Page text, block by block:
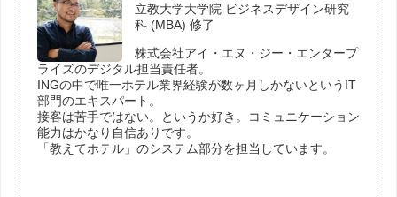
立教大学大学院 ビジネスデザイン研究
科 (MBA) 修了
株式会社アイ・エヌ・ジー・エンタープ
ライズのデジタル担当責任者。
INGの中で唯一ホテル業界経験が数ヶ月しかないというIT
部門のエキスパート。
接客は苦手ではない。というか好き。コミュニケーション
能力はかなり自信ありです。
「教えてホテル」のシステム部分を担当しています。